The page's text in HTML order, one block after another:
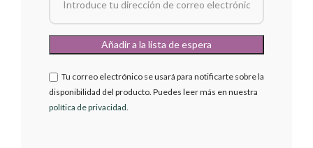
Tu correo electrónico se usará para notificarte sobre la
disponibilidad del producto. Puedes leer más en nuestra
política de privacidad.